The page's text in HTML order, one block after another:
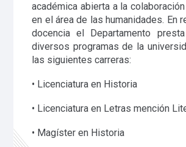
académica abierta a la
en el área de las humanidades. En
docencia el Departamento
diversos programas de la
las siguientes carreras:
• Licenciatura en Historia
• Licenciatura en Letras mención
• Magíster en Historia